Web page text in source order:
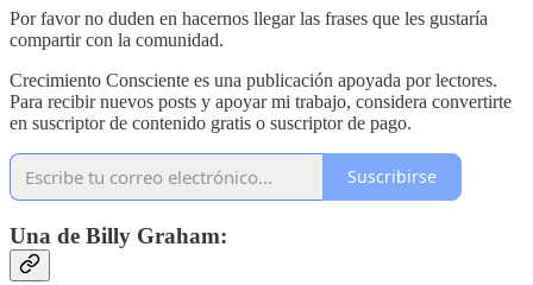
Por favor no duden en hacernos llegar las frases que les gustaría
compartir con la comunidad.
Crecimiento Consciente es una publicación apoyada por lectores.
Para recibir nuevos posts y apoyar mi trabajo, considera convertirte
en suscriptor de contenido gratis o suscriptor de pago.
Suscribirse
Una de Billy Graham: